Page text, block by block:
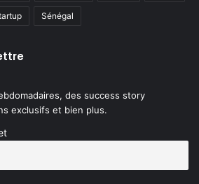
Sénégal
des success story
exclusifs et bien plus.